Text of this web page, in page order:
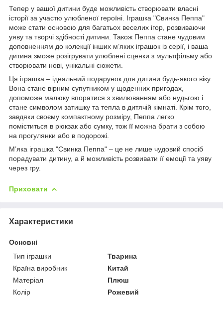
Тепер у вашої дитини буде можливість створювати власні
історії за участю улюбленої героїні. Іграшка "Свинка Пеппа"
може стати основою для багатьох веселих ігор, розвиваючи
уяву та творчі здібності дитини. Також Пеппа стане чудовим
доповненням до колекції інших м’яких іграшок із серії, і ваша
дитина зможе розігрувати улюблені сценки з мультфільму або
створювати нові, унікальні сюжети.
Ця іграшка – ідеальний подарунок для дитини будь-якого віку.
Вона стане вірним супутником у щоденних пригодах,
допоможе малюку впоратися з хвилюванням або нудьгою і
стане символом затишку та тепла в дитячій кімнаті. Крім того,
завдяки своєму компактному розміру, Пеппа легко
поміститься в рюкзак або сумку, тож її можна брати з собою
на прогулянки або в подорожі.
М’яка іграшка "Свинка Пеппа" – це не лише чудовий спосіб
порадувати дитину, а й можливість розвивати її емоції та уяву
через гру.
Приховати
Характеристики
Основні
Тип іграшки
Тварина
Країна виробник
Китай
Матеріал
Плюш
Колір
Рожевий